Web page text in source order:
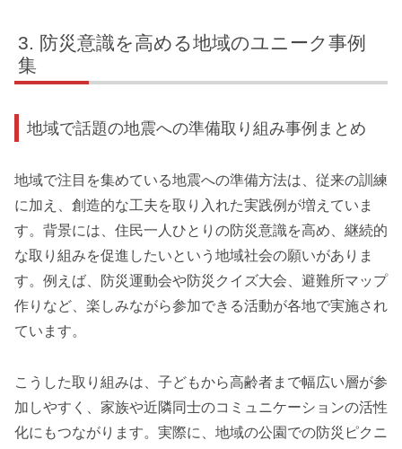
防災意識を高める地域のユニーク事例
集
地域で話題の地震への準備取り組み事例まとめ
地域で注目を集めている地震への準備方法は、従来の訓練
に加え、創造的な工夫を取り入れた実践例が増えていま
す。背景には、住民一人ひとりの防災意識を高め、継続的
な取り組みを促進したいという地域社会の願いがありま
す。例えば、防災運動会や防災クイズ大会、避難所マップ
作りなど、楽しみながら参加できる活動が各地で実施され
ています。
こうした取り組みは、子どもから高齢者まで幅広い層が参
加しやすく、家族や近隣同士のコミュニケーションの活性
化にもつながります。実際に、地域の公園での防災ピクニ